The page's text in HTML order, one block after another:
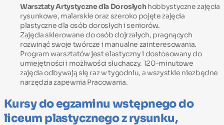
Warsztaty Artystyczne dla Dorosłychhobbystyczne zajęcia
rysunkowe, malarskie oraz szeroko pojęte zajęcia
plastyczne dla osób dorosłych i seniorów.
Zajęcia skierowane do osób dojrzałych, pragnących
rozwinąć swoje twórcze i manualne zainteresowania.
Program warsztatów jest elastyczny i dostosowany do
umiejętności i możliwości słuchaczy. 120-minutowe
zajęcia odbywają się raz w tygodniu, a wszystkie niezbędne
narzędzia zapewnia Pracowania.
Kursy do egzaminu wstępnego do
liceum plastycznego z rysunku,